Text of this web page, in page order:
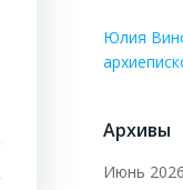
Юлия
Архивы
Июнь 2026